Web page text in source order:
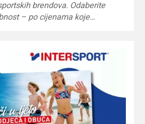
brendova. Odaberite
– po cijenama koje…